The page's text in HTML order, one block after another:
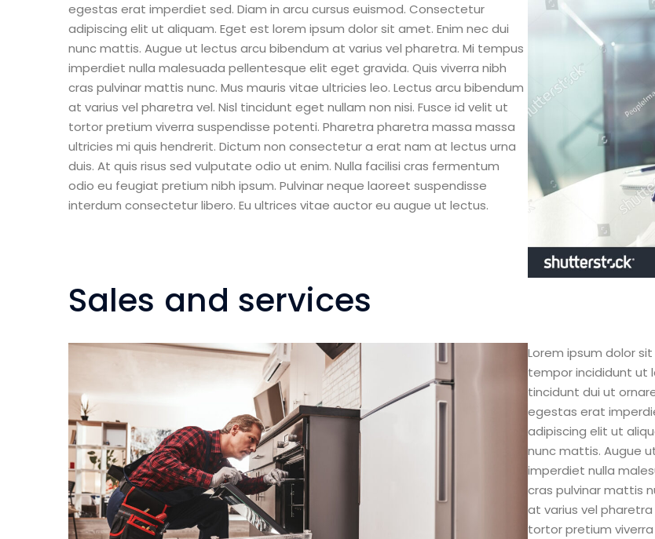
egestas erat imperdiet sed. Diam in arcu cursus euismod. Consectetur
adipiscing elit ut aliquam. Eget est lorem ipsum dolor sit amet. Enim nec dui
nunc mattis. Augue ut lectus arcu bibendum at varius vel pharetra. Mi tempus
imperdiet nulla malesuada pellentesque elit eget gravida. Quis viverra nibh
cras pulvinar mattis nunc. Mus mauris vitae ultricies leo. Lectus arcu bibendum
at varius vel pharetra vel. Nisl tincidunt eget nullam non nisi. Fusce id velit ut
tortor pretium viverra suspendisse potenti. Pharetra pharetra massa massa
ultricies mi quis hendrerit. Dictum non consectetur a erat nam at lectus urna
duis. At quis risus sed vulputate odio ut enim. Nulla facilisi cras fermentum
odio eu feugiat pretium nibh ipsum. Pulvinar neque laoreet suspendisse
interdum consectetur libero. Eu ultrices vitae auctor eu augue ut lectus.
Sales and services
Lorem ipsum dolor
tempor incididunt ut
tincidunt dui ut
egestas erat
adipiscing elit ut
nunc mattis. Augue
imperdiet nulla
cras pulvinar mattis
at varius vel pharetra
tortor pretium